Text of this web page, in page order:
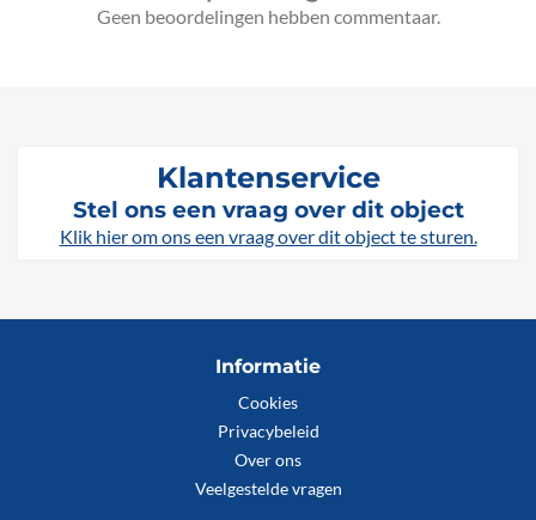
Geen beoordelingen hebben commentaar.
Klantenservice
Stel ons een vraag over dit object
Klik hier om ons een vraag over dit object te sturen.
Informatie
Cookies
Privacybeleid
Over ons
Veelgestelde vragen